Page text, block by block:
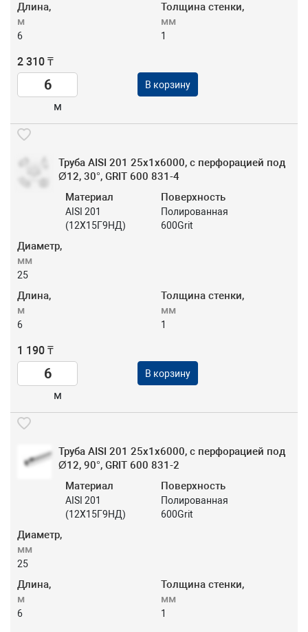
Длина,
м
6
Толщина стенки,
мм
1
2 310 ₸
м
В корзину
Труба AISI 201 25х1х6000, с перфорацией под
Ø12, 30°, GRIT 600 831-4
Материал
AISI 201
(12Х15Г9НД)
Поверхность
Полированная
600Grit
Диаметр,
мм
25
Длина,
м
6
Толщина стенки,
мм
1
1 190 ₸
м
В корзину
Труба AISI 201 25х1х6000, с перфорацией под
Ø12, 90°, GRIT 600 831-2
Материал
AISI 201
(12Х15Г9НД)
Поверхность
Полированная
600Grit
Диаметр,
мм
25
Длина,
м
6
Толщина стенки,
мм
1